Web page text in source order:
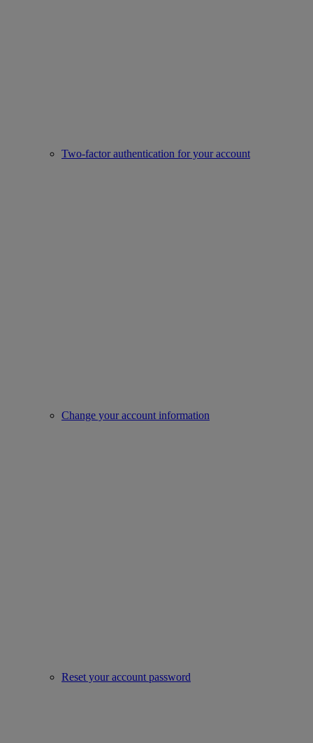
Two-factor authentication for your account
Change your account information
Reset your account password